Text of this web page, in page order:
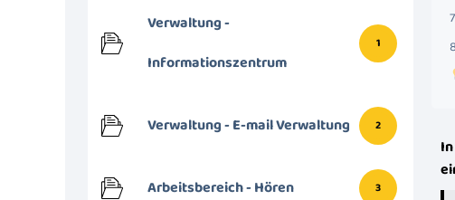
Verwaltung -
Informationszentrum
1
Verwaltung - E-mail Verwaltung 2
Arbeitsbereich - Hören 3